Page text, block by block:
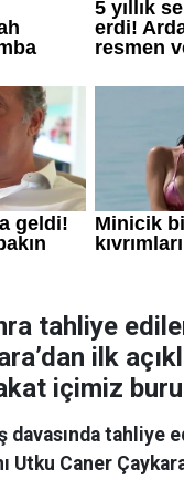
tahliye
ilk
içimiz
davasında tahliye
Utku Caner